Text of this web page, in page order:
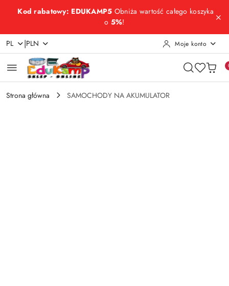
Przejdź do treści głównej
Przejdź do wyszukiwarki
Przejdź do moje konto
Przejdź do menu głównego
Przejdź do opisu produktu
Przejdź do stopki
Kod rabatowy: EDUKAMP5 Obniża wartość całego koszyka
o 5%!
PL |PLN Moje konto
Strona główna SAMOCHODY NA AKUMULATOR